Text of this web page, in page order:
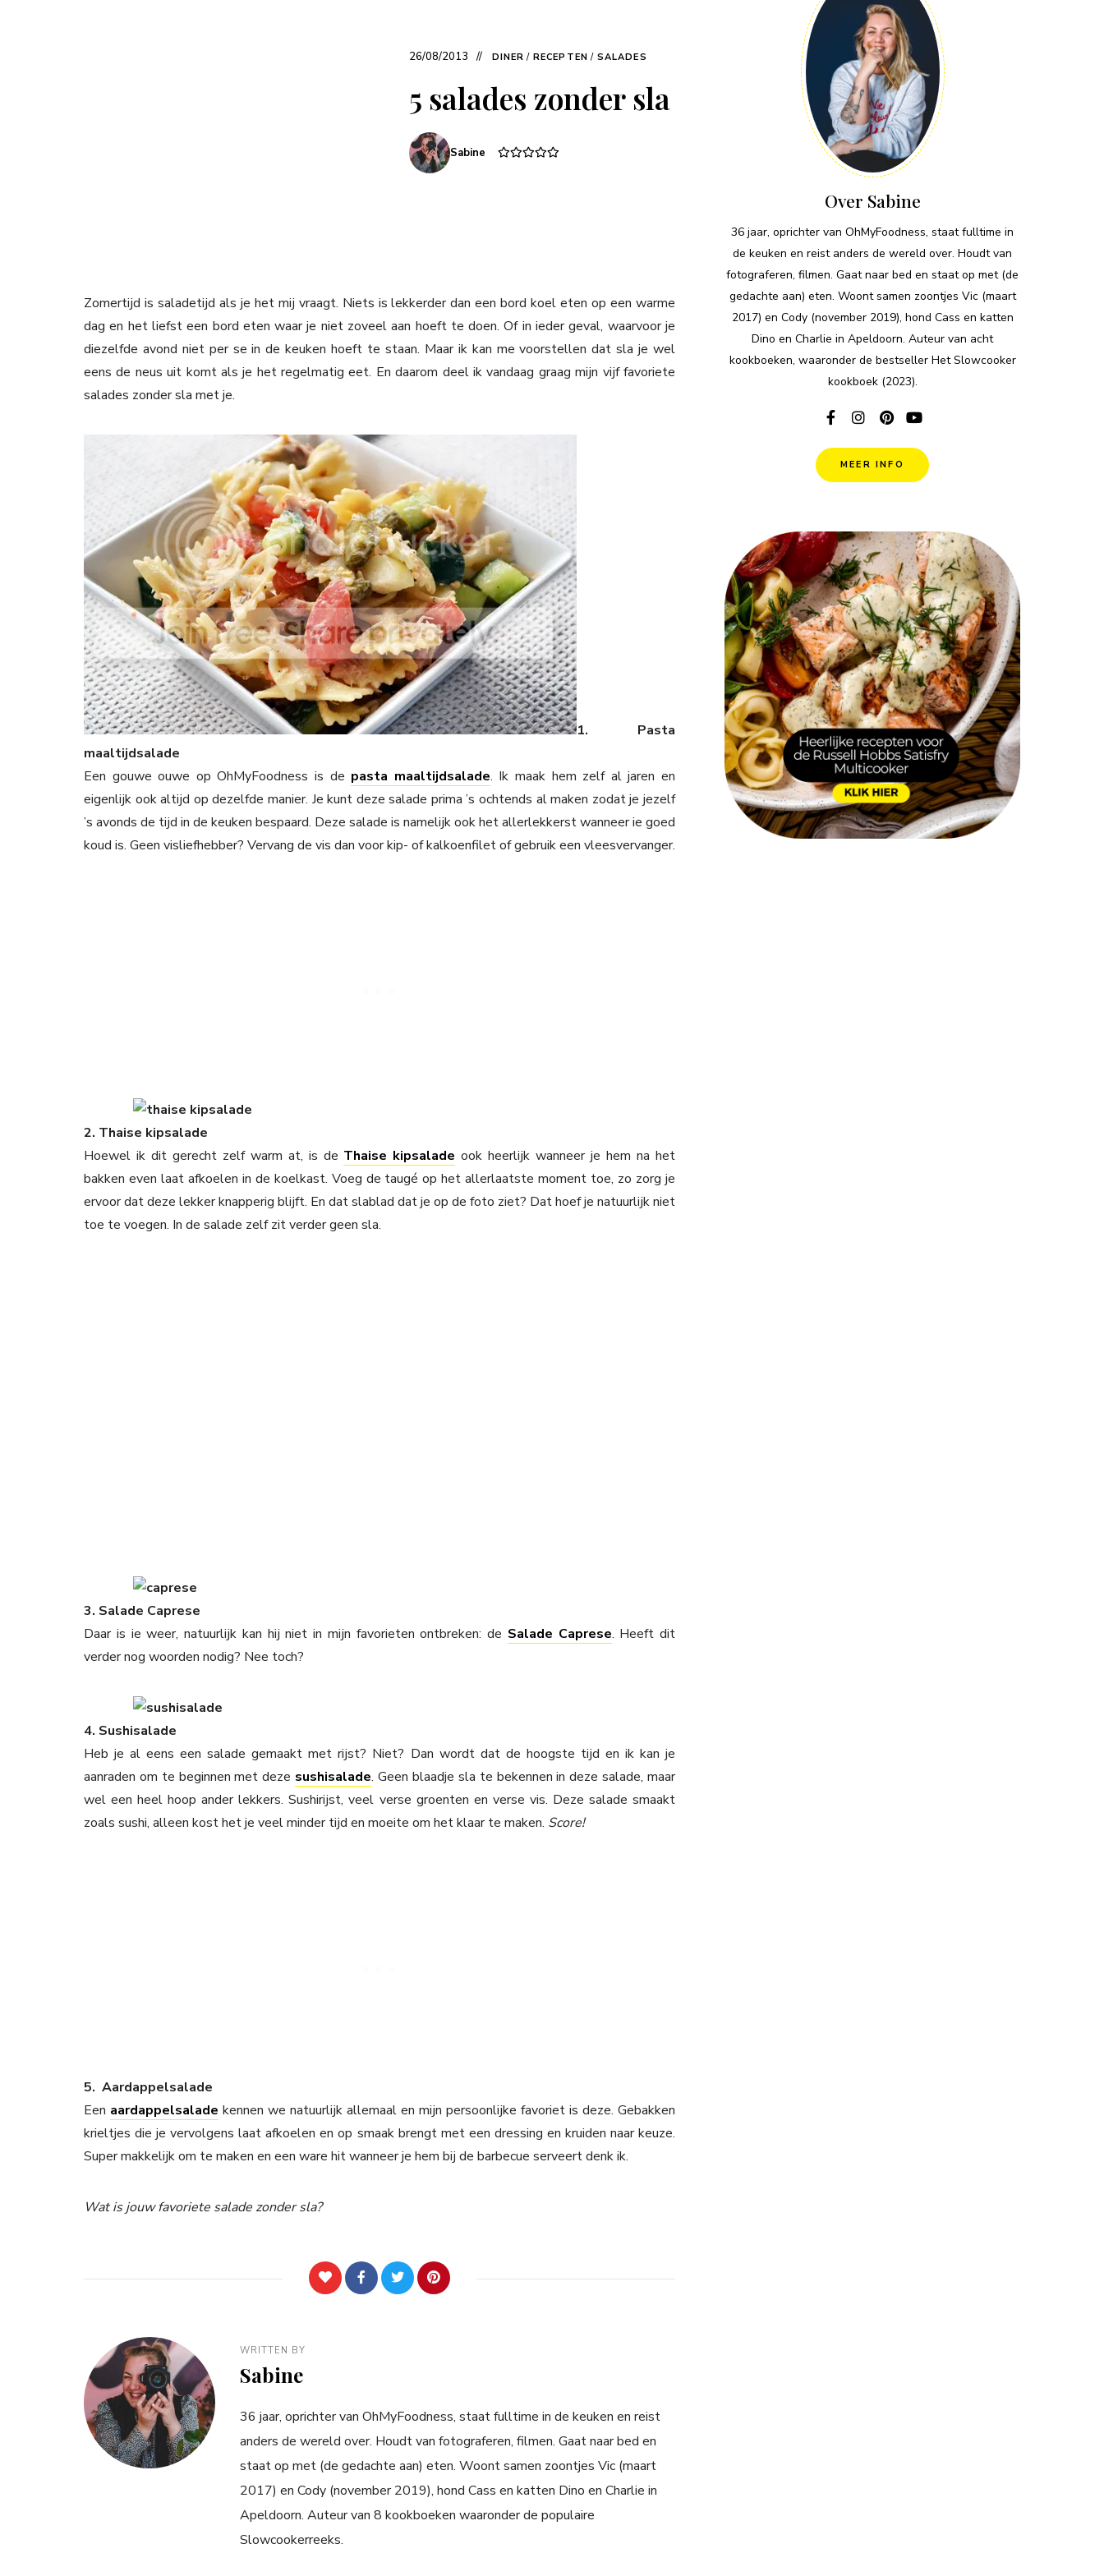
26/08/2013 DINER / RECEPTEN / SALADES
5 salades zonder sla
Sabine
Zomertijd is saladetijd als je het mij vraagt. Niets is lekkerder dan een bord koel eten op een warme
dag en het liefst een bord eten waar je niet zoveel aan hoeft te doen. Of in ieder geval, waarvoor je
diezelfde avond niet per se in de keuken hoeft te staan. Maar ik kan me voorstellen dat sla je wel
eens de neus uit komt als je het regelmatig eet. En daarom deel ik vandaag graag mijn vijf favoriete
salades zonder sla met je.
1. Pasta
maaltijdsalade
Een gouwe ouwe op OhMyFoodness is de pasta maaltijdsalade. Ik maak hem zelf al jaren en
eigenlijk ook altijd op dezelfde manier. Je kunt deze salade prima ’s ochtends al maken zodat je jezelf
’s avonds de tijd in de keuken bespaard. Deze salade is namelijk ook het allerlekkerst wanneer ie goed
koud is. Geen visliefhebber? Vervang de vis dan voor kip- of kalkoenfilet of gebruik een vleesvervanger.
2. Thaise kipsalade
Hoewel ik dit gerecht zelf warm at, is de Thaise kipsalade ook heerlijk wanneer je hem na het
bakken even laat afkoelen in de koelkast. Voeg de taugé op het allerlaatste moment toe, zo zorg je
ervoor dat deze lekker knapperig blijft. En dat slablad dat je op de foto ziet? Dat hoef je natuurlijk niet
toe te voegen. In de salade zelf zit verder geen sla.
3. Salade Caprese
Daar is ie weer, natuurlijk kan hij niet in mijn favorieten ontbreken: de Salade Caprese. Heeft dit
verder nog woorden nodig? Nee toch?
4. Sushisalade
Heb je al eens een salade gemaakt met rijst? Niet? Dan wordt dat de hoogste tijd en ik kan je
aanraden om te beginnen met deze sushisalade. Geen blaadje sla te bekennen in deze salade, maar
wel een heel hoop ander lekkers. Sushirijst, veel verse groenten en verse vis. Deze salade smaakt
zoals sushi, alleen kost het je veel minder tijd en moeite om het klaar te maken. Score!
5. Aardappelsalade
Een aardappelsalade kennen we natuurlijk allemaal en mijn persoonlijke favoriet is deze. Gebakken
krieltjes die je vervolgens laat afkoelen en op smaak brengt met een dressing en kruiden naar keuze.
Super makkelijk om te maken en een ware hit wanneer je hem bij de barbecue serveert denk ik.
Wat is jouw favoriete salade zonder sla?
WRITTEN BY
Sabine
36 jaar, oprichter van OhMyFoodness, staat fulltime in de keuken en reist
anders de wereld over. Houdt van fotograferen, filmen. Gaat naar bed en
staat op met (de gedachte aan) eten. Woont samen zoontjes Vic (maart
2017) en Cody (november 2019), hond Cass en katten Dino en Charlie in
Apeldoorn. Auteur van 8 kookboeken waaronder de populaire
Slowcookerreeks.
Over Sabine
36 jaar, oprichter van OhMyFoodness, staat fulltime in
de keuken en reist anders de wereld over. Houdt van
fotograferen, filmen. Gaat naar bed en staat op met (de
gedachte aan) eten. Woont samen zoontjes Vic (maart
2017) en Cody (november 2019), hond Cass en katten
Dino en Charlie in Apeldoorn. Auteur van acht
kookboeken, waaronder de bestseller Het Slowcooker
kookboek (2023).
MEER INFO